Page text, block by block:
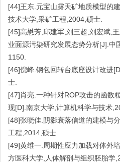
[44]王东.元宝山露天矿地质模型的
技术大学,采矿工程,2004,硕士.
[45]高懋芳,邱建军,刘三超,刘宏斌,
业面源污染研究发展态势分析[J].中
1150.
[46]倪峰.钢包回转台底座设计改进
士.
[47]肖亮.一种针对ROP攻击的函数
现[D].南京大学,计算机科学与技术
[48]张晓佳.阴影衰落信道的建模与
工程,2014,硕士.
[49]黄维一.周期性应力加载对体外
方医科大学,人体解剖与组织胚胎学